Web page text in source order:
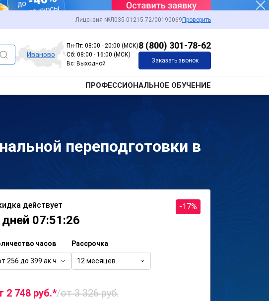
Лицензия №Л035-01215-72/00190069 Проверить
Иваново
Пн-Пт: 08:00 - 20:00 (МСК)
Сб: 08:00 - 16:00 (МСК)
Вс: Выходной
8 (800) 301-78-62
Заказать звонок
ПРОФЕССИОНАЛЬНОЕ ОБУЧЕНИЕ
переподготовки в
действует
дней 07:51:26
-17%
часов
256 до 399 ак.ч.
Рассрочка
12 месяцев
2 748 руб.*/от 3 326 руб.